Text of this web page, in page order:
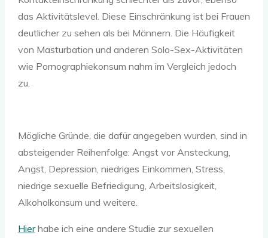
das Aktivitätslevel. Diese Einschränkung ist bei Frauen
deutlicher zu sehen als bei Männern. Die Häufigkeit
von Masturbation und anderen Solo-Sex-Aktivitäten
wie Pornographiekonsum nahm im Vergleich jedoch
zu.
Mögliche Gründe, die dafür angegeben wurden, sind in
absteigender Reihenfolge: Angst vor Ansteckung,
Angst, Depression, niedriges Einkommen, Stress,
niedrige sexuelle Befriedigung, Arbeitslosigkeit,
Alkoholkonsum und weitere.
Hierhabe ich eine andere Studie zur sexuellen